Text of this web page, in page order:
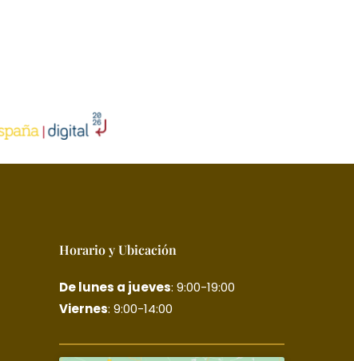
Horario y Ubicación
De lunes a jueves: 9:00-19:00
Viernes: 9:00-14:00